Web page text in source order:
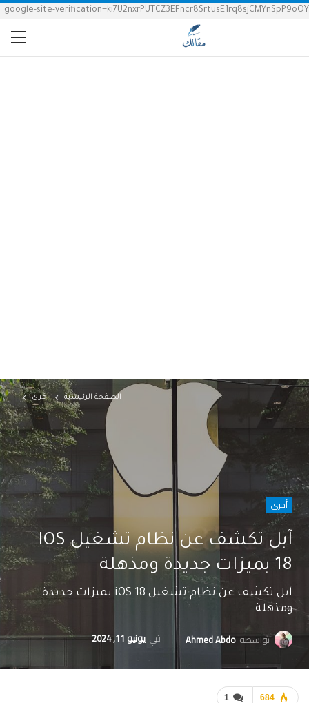
google-site-verification=ki7U2nxrPUTCZ3EFncr8SrtusE1rq8sjCMYnSpP9oOY
الصفحة الرئيسية أخرى
أخرى
آبل تكشف عن نظام تشغيل IOS
18 بميزات جديدة ومذهلة
آبل تكشف عن نظام تشغيل iOS 18 بميزات جديدة
ومذهلة
بواسطة Ahmed Abdo في يونيو 11, 2024
1 684